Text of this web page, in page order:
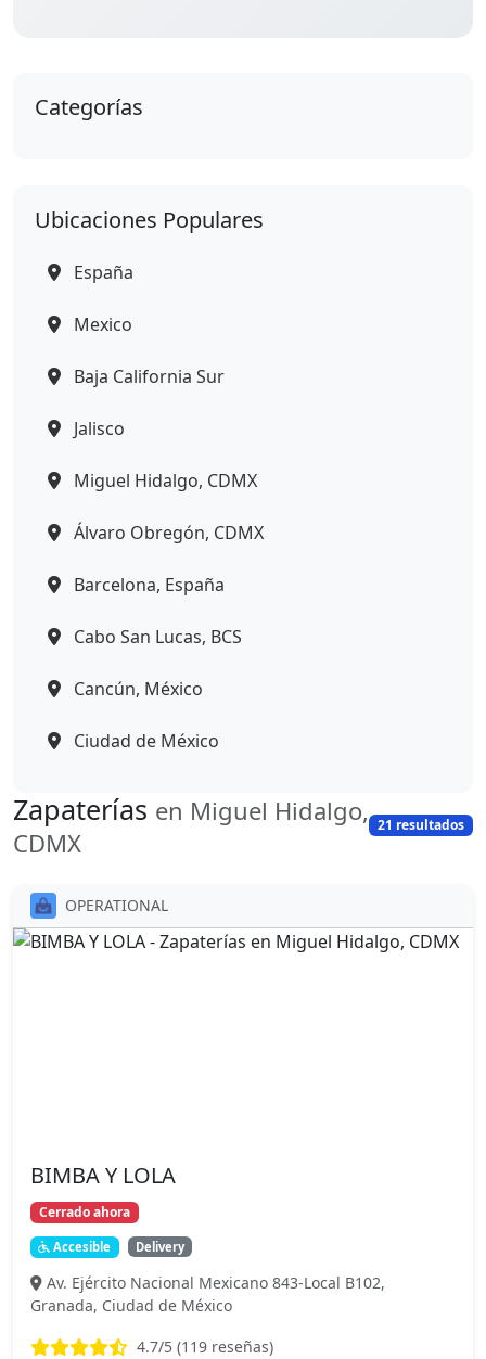
Categorías
Ubicaciones Populares
España
Mexico
Baja California Sur
Jalisco
Miguel Hidalgo, CDMX
Álvaro Obregón, CDMX
Barcelona, España
Cabo San Lucas, BCS
Cancún, México
Ciudad de México
Zapaterías en Miguel Hidalgo,
CDMX
21 resultados
OPERATIONAL
BIMBA Y LOLA
Cerrado ahora
Accesible Delivery
Av. Ejército Nacional Mexicano 843-Local B102,
Granada, Ciudad de México
4.7/5 (119 reseñas)